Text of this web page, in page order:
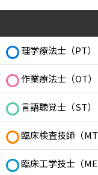
理学療法士（PT）
作業療法士（OT）
言語聴覚士（ST）
臨床検査技師（MT
臨床工学技士（ME